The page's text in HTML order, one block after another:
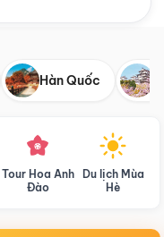
Hàn Quốc
Tour Hoa Anh
Đào
Du lịch Mùa
Hè